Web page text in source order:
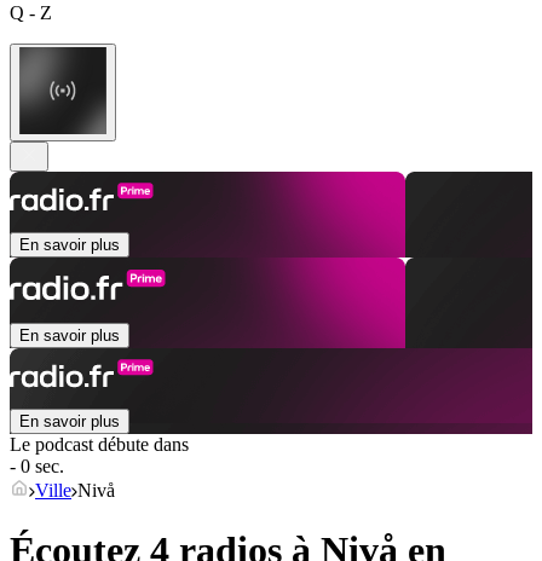
Q - Z
En savoir plus
En savoir plus
En savoir plus
Le podcast débute dans
- 0 sec.
Ville Nivå
Écoutez 4 radios à Nivå en